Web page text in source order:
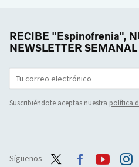
RECIBE "Espinofrenia",
NEWSLETTER SEMANAL
Suscribiéndote aceptas nuestra política
Síguenos